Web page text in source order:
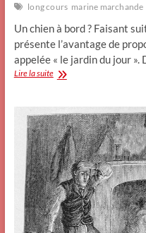
long cours marine marchande
Un chien à bord ? Faisant
présente l’avantage de
appelée « le jardin du jour ».
Lire la suiteLe